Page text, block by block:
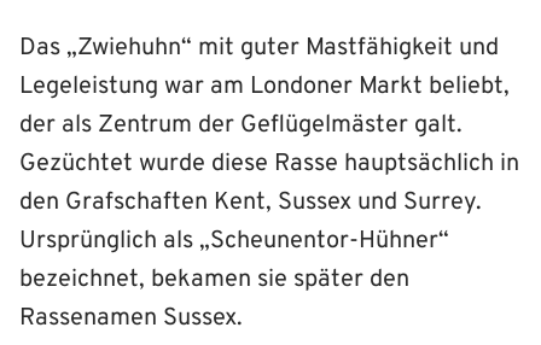
Das „Zwiehuhn“ mit guter Mastfähigkeit und
Legeleistung war am Londoner Markt beliebt,
der als Zentrum der Geflügelmäster galt.
Gezüchtet wurde diese Rasse hauptsächlich in
den Grafschaften Kent, Sussex und Surrey.
Ursprünglich als „Scheunentor-Hühner“
bezeichnet, bekamen sie später den
Rassenamen Sussex.